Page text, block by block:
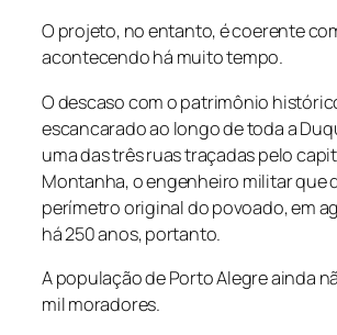
O projeto, no entanto, é coerente
acontecendo há muito tempo.
O descaso com o patrimônio
escancarado ao longo de toda a
uma das três ruas traçadas pelo
Montanha, o engenheiro militar que
perímetro original do povoado, em
há 250 anos, portanto.
A população de Porto Alegre ainda
mil moradores.